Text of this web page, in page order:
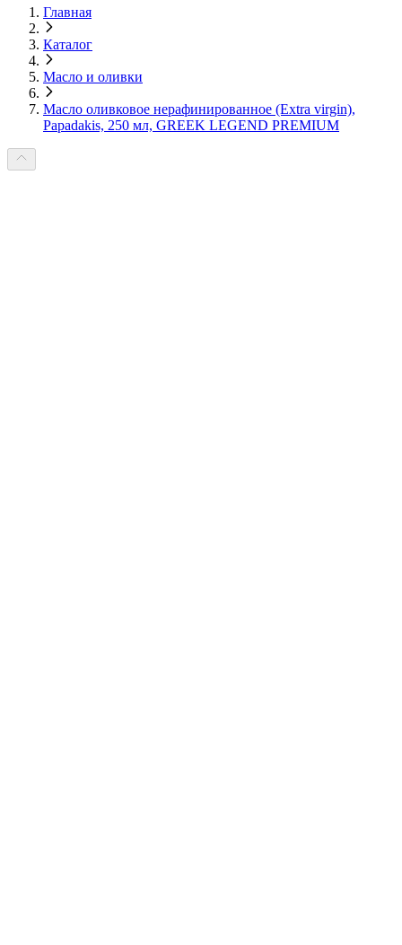
Главная
Каталог
Масло и оливки
Масло оливковое нерафинированное (Extra virgin),
Papadakis, 250 мл, GREEK LEGEND PREMIUM